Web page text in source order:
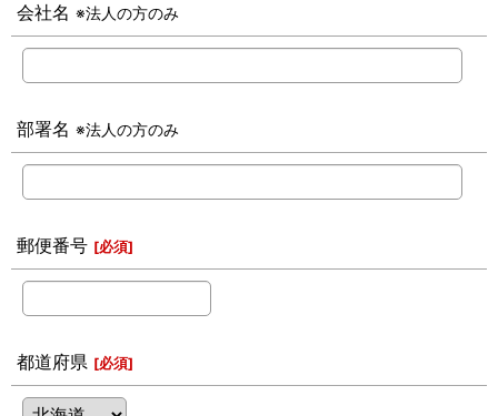
会社名 ※法人の方のみ
部署名 ※法人の方のみ
郵便番号 [必須]
都道府県 [必須]